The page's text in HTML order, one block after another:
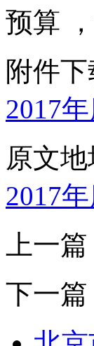
预算
附件下
2017
原文地
2017
上一
下一篇